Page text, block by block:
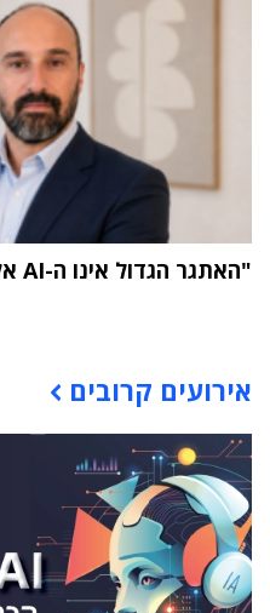
"האתגר הגדול אינו ה-AI אלא הטמעתה בארגון"
אירועים קרובים